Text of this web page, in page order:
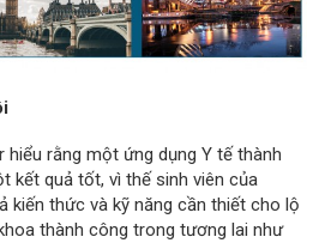
hiểu rằng một ứng dụng Y tế thành
kết quả tốt, vì thế sinh viên của
thức và kỹ năng cần thiết cho lộ
thành công trong tương lai như